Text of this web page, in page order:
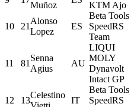
Muñoz
KTM Ajo
10 21
Alonso
Lopez
ES
Beta Tools
SpeedRS
Team
11 81
Senna
Agius
AU
LIQUI
MOLY
Dynavolt
Intact GP
12 13
Celestino
IT
Beta Tools
SpeedRS